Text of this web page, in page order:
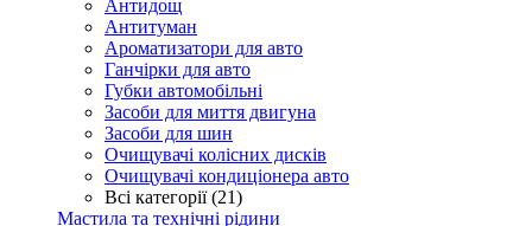
Антидощ
Антитуман
Ароматизатори для авто
Ганчірки для авто
Губки автомобільні
Засоби для миття двигуна
Засоби для шин
Очищувачі колісних дисків
Очищувачі кондиціонера авто
Всі категорії (21)
Мастила та технічні рідини